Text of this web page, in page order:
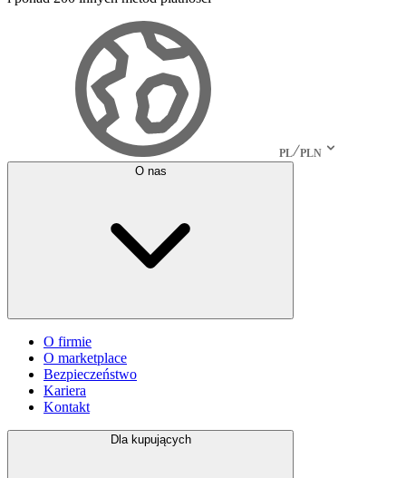
PL PLN
O nas
O firmie
O marketplace
Bezpieczeństwo
Kariera
Kontakt
Dla kupujących